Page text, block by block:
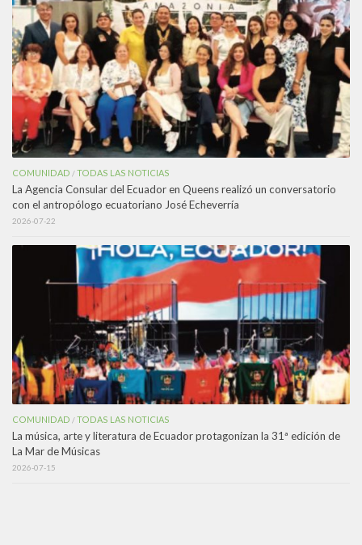
COMUNIDAD /TODAS LAS NOTICIAS
La Agencia Consular del Ecuador en Queens realizó un conversatorio
con el antropólogo ecuatoriano José Echeverría
2026-07-22
COMUNIDAD /TODAS LAS NOTICIAS
La música, arte y literatura de Ecuador protagonizan la 31ª edición de
La Mar de Músicas
2026-07-15